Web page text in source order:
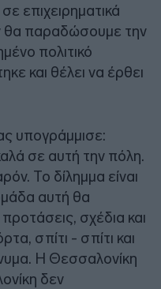
επιχειρηματικά
θα παραδώσουμε την
πολιτικό
και θέλει να έρθει
υπογράμμισε:
σε αυτή την πόλη.
Το δίλημμα είναι
αυτή θα
σχέδια και
σπίτι - σπίτι και
Η Θεσσαλονίκη
δεν